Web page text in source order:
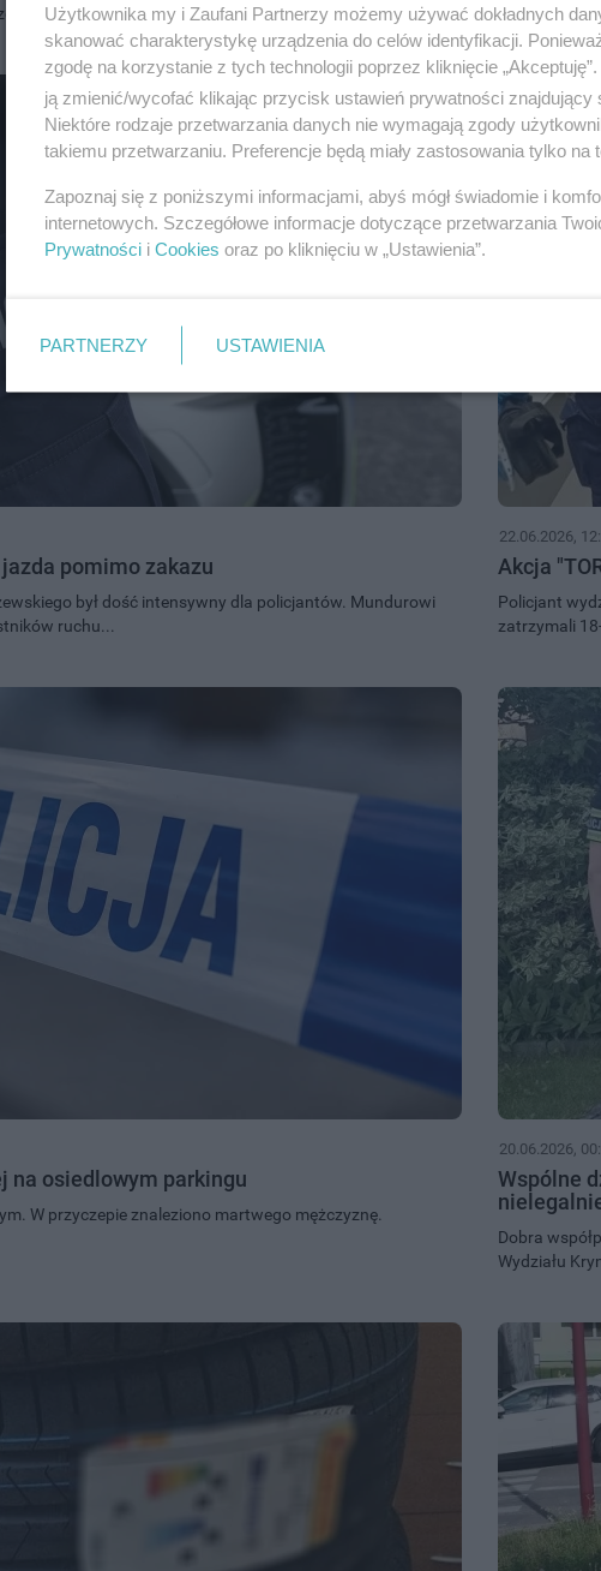
w...
komputerem.
pomimo zakazu
był dość intensywny dla policjantów. Mundurowi
ruchu...
22.06.2026,
Akcja
Policjant
zatrzymali
na osiedlowym parkingu
W przyczepie znaleziono martwego mężczyznę.
20.06.2026,
Wspólne
Dobra
Wydziału
Użytkownika my i Zaufani Partnerzy możemy używać dokładnych
skanować charakterystykę urządzenia do celów identyfikacji.
zgodę na korzystanie z tych technologii poprzez kliknięcie
ją zmienić/wycofać klikając przycisk ustawień prywatności
Niektóre rodzaje przetwarzania danych nie wymagają zgody
takiemu przetwarzaniu. Preferencje będą miały zastosowania tylko na
Zapoznaj się z poniższymi informacjami, abyś mógł świadomie i
internetowych. Szczegółowe informacje dotyczące przetwarzania
Prywatności i Cookies oraz po kliknięciu w „Ustawienia”.
PARTNERZY USTAWIENIA